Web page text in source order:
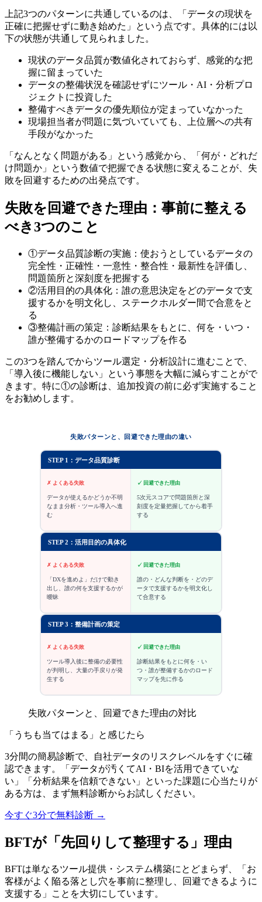
上記3つのパターンに共通しているのは、「データの現状を
正確に把握せずに動き始めた」という点です。具体的には以
下の状態が共通して見られました。
現状のデータ品質が数値化されておらず、感覚的な把
握に留まっていた
データの整備状況を確認せずにツール・AI・分析プロ
ジェクトに投資した
整備すべきデータの優先順位が定まっていなかった
現場担当者が問題に気づいていても、上位層への共有
手段がなかった
「なんとなく問題がある」という感覚から、「何が・どれだ
け問題か」という数値で把握できる状態に変えることが、失
敗を回避するための出発点です。
失敗を回避できた理由：事前に整える
べき3つのこと
①データ品質診断の実施：使おうとしているデータの
完全性・正確性・一意性・整合性・最新性を評価し、
問題箇所と深刻度を把握する
②活用目的の具体化：誰の意思決定をどのデータで支
援するかを明文化し、ステークホルダー間で合意をと
る
③整備計画の策定：診断結果をもとに、何を・いつ・
誰が整備するかのロードマップを作る
この3つを踏んでからツール選定・分析設計に進むことで、
「導入後に機能しない」という事態を大幅に減らすことがで
きます。特に①の診断は、追加投資の前に必ず実施すること
をお勧めします。
失敗パターンと、回避できた理由の違い
STEP 1 ： データ品質診断
✗ よくある失敗
データが使えるかどうか不明
なまま分析・ツール導入へ進
む
✓ 回避できた理由
5次元スコアで問題箇所と深
刻度を定量把握してから着手
する
STEP2 ： 活用目的の具体化
✗ よくある失敗
「DXを進めよ」だけで動き
出し、誰の何を支援するかが
曖昧
✓ 回避できた理由
誰の・どんな判断を・どのデ
ータで支援するかを明文化し
て合意する
STEP3 ： 整備計画の策定
✗ よくある失敗
ツール導入後に整備の必要性
が判明し、大量の手戻りが発
生する
✓ 回避できた理由
診断結果をもとに何を・い
つ・誰が整備するかのロード
マップを先に作る
失敗パターンと、回避できた理由の対比
「うちも当てはまる」と感じたら
3分間の簡易診断で、自社データのリスクレベルをすぐに確
認できます。「データが汚くてAI・BIを活用できていな
い」「分析結果を信頼できない」といった課題に心当たりが
ある方は、まず無料診断からお試しください。
今すぐ3分で無料診断 →
BFTが「先回りして整理する」理由
BFTは単なるツール提供・システム構築にとどまらず、「お
客様がよく陥る落とし穴を事前に整理し、回避できるように
支援する」ことを大切にしています。